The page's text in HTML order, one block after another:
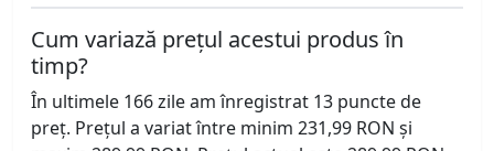
Cum variază prețul acestui produs în
timp?
În ultimele 166 zile am înregistrat 13 puncte de
preț. Prețul a variat între minim 231,99 RON și